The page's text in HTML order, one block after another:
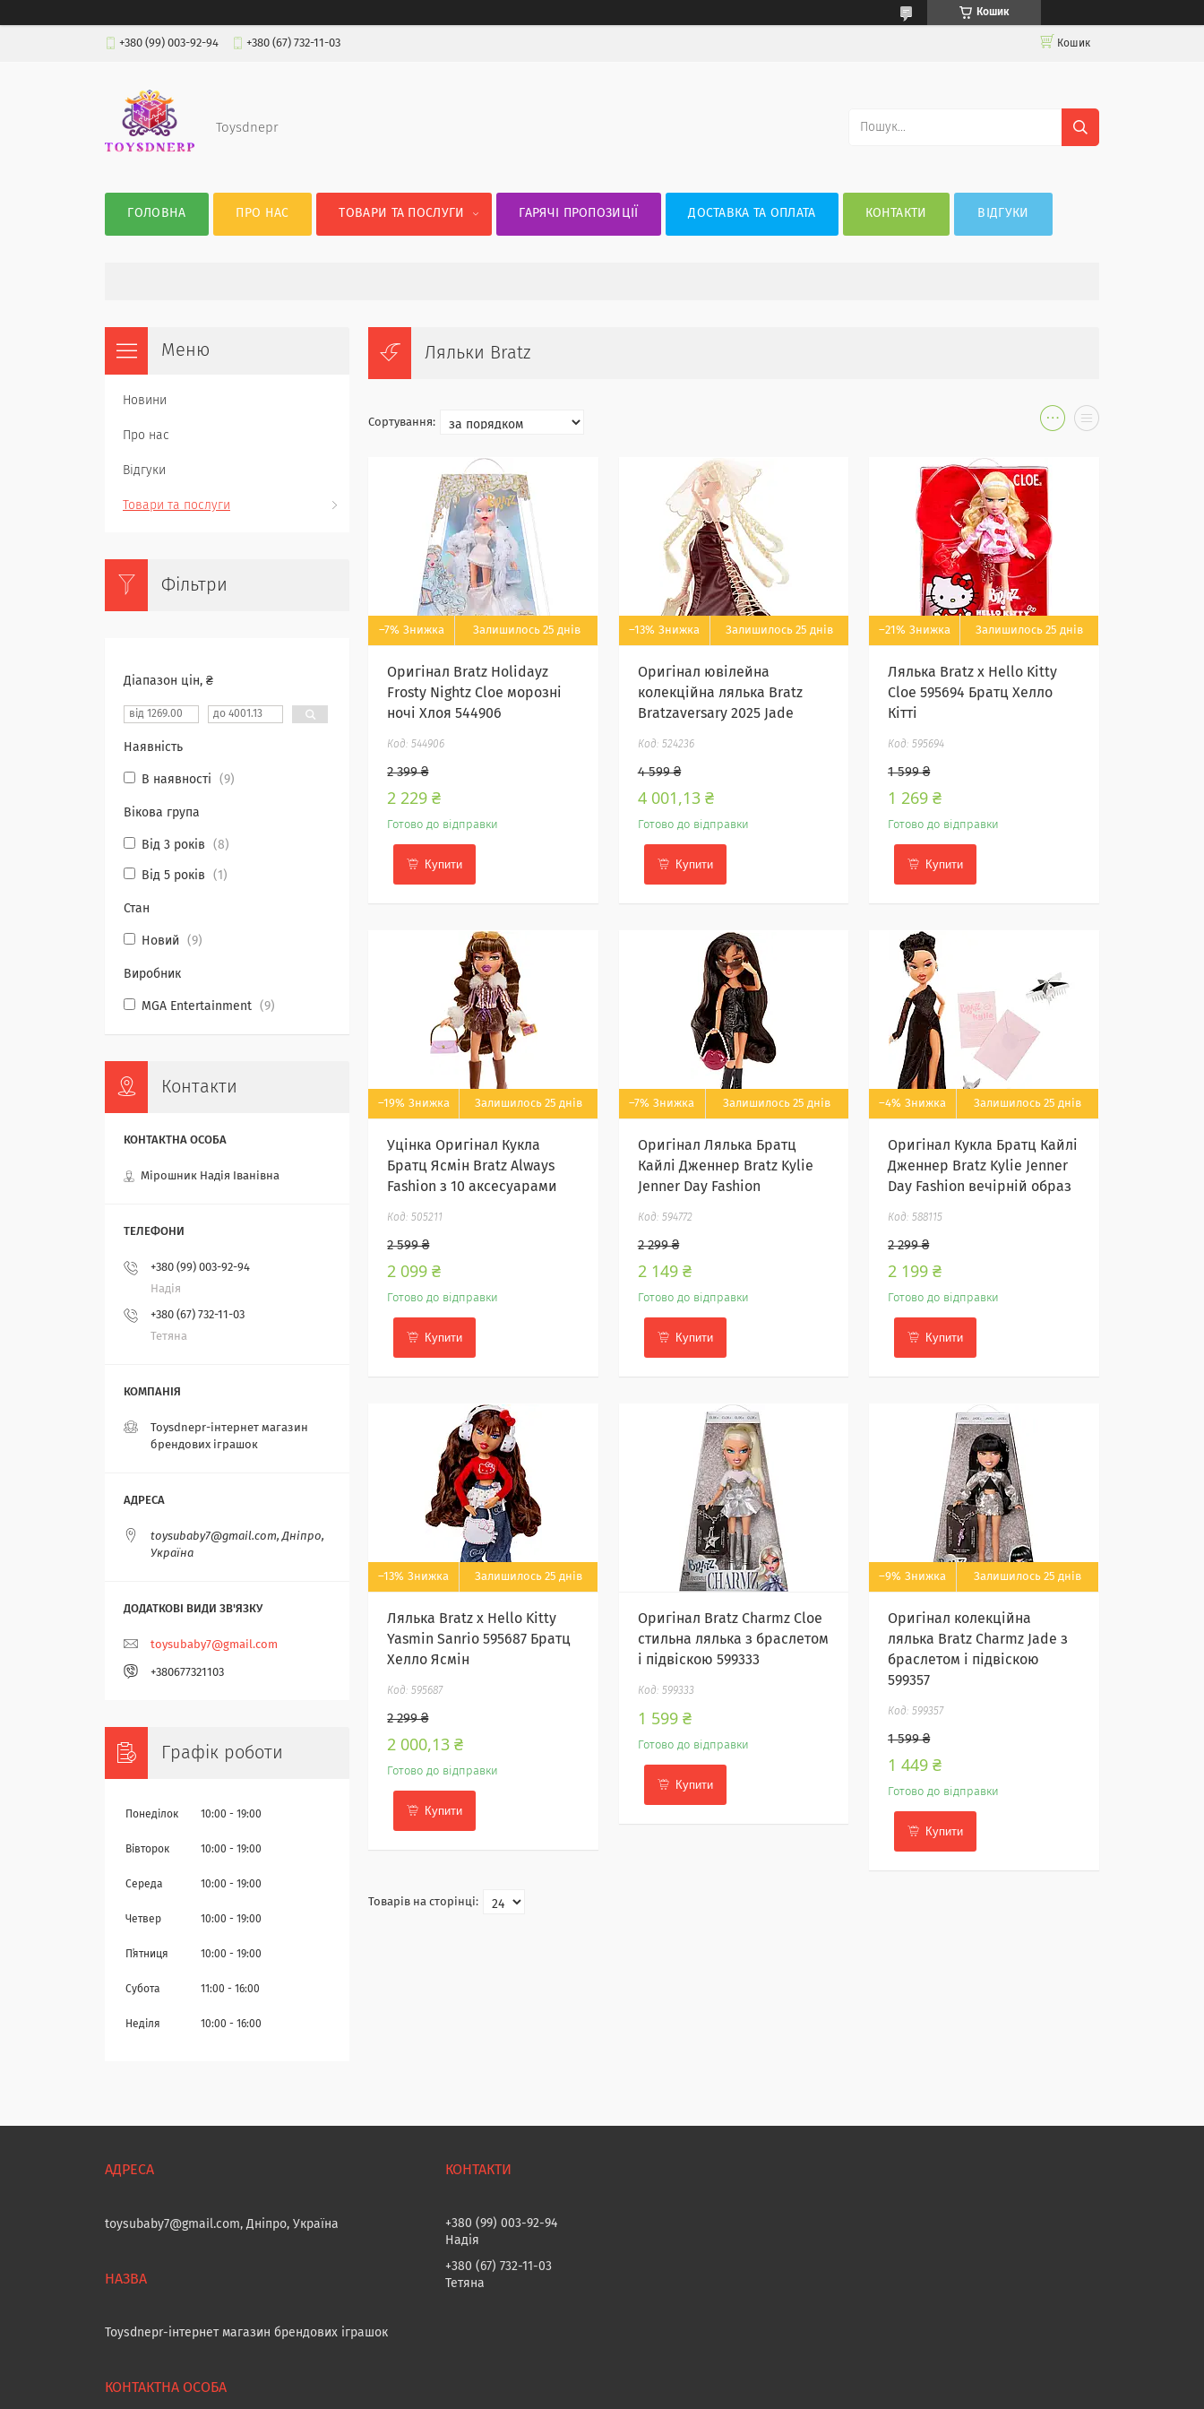
Кошик
+380 (99) 003-92-94 +380 (67) 732-11-03 Кошик
Toysdnepr
ГОЛОВНА ПРО НАС ТОВАРИ ТА ПОСЛУГИ ГАРЯЧІ ПРОПОЗИЦІЇ ДОСТАВКА ТА ОПЛАТА КОНТАКТИ ВІДГУКИ
Ляльки Bratz
–7% Залишилось 25 днів
Оригінал Bratz Holidayz
Frosty Nightz Cloe морозні
ночі Хлоя 544906
544906
2 399 ₴
2 229 ₴
Готово до відправки
Купити
–13% Залишилось 25 днів
Оригінал ювілейна
колекційна лялька Bratz
Bratzaversary 2025 Jade
524236
4 599 ₴
4 001,13 ₴
Готово до відправки
Купити
–21% Залишилось 25 днів
Лялька Bratz x Hello Kitty
Cloe 595694 Братц Хелло
Кітті
595694
1 599 ₴
1 269 ₴
Готово до відправки
Купити
–19% Залишилось 25 днів
Уцінка Оригінал Кукла
Братц Ясмін Bratz Always
Fashion з 10 аксесуарами
505211
2 599 ₴
2 099 ₴
Готово до відправки
Купити
–7% Залишилось 25 днів
Оригінал Лялька Братц
Кайлі Дженнер Bratz Kylie
Jenner Day Fashion
594772
2 299 ₴
2 149 ₴
Готово до відправки
Купити
–4% Залишилось 25 днів
Оригінал Кукла Братц Кайлі
Дженнер Bratz Kylie Jenner
Day Fashion вечірній образ
588115
2 299 ₴
2 199 ₴
Готово до відправки
Купити
–13% Залишилось 25 днів
Лялька Bratz x Hello Kitty
Yasmin Sanrio 595687 Братц
Хелло Ясмін
595687
2 299 ₴
2 000,13 ₴
Готово до відправки
Купити
Оригінал Bratz Charmz Cloe
стильна лялька з браслетом
і підвіскою 599333
599333
1 599 ₴
Готово до відправки
Купити
–9% Залишилось 25 днів
Оригінал колекційна
лялька Bratz Charmz Jade з
браслетом і підвіскою
599357
599357
1 599 ₴
1 449 ₴
Готово до відправки
Купити
Новини
Про нас
Відгуки
Товари та послуги
Фільтри
Діапазон цін, ₴
Наявність
В наявності 9
Вікова група
Від 3 років 8
Від 5 років 1
Стан
Новий 9
Виробник
MGA Entertainment 9
Контакти
Мірошник Надія Іванівна
+380 (99) 003-92-94
Надія
+380 (67) 732-11-03
Тетяна
Toysdnepr-інтернет магазин
брендових іграшок
toysubaby7@gmail.com, Дніпро,
Україна
toysubaby7@gmail.com
+380677321103
Графік роботи
Понеділок 10:00 19:00
Вівторок 10:00 19:00
Середа 10:00 19:00
Четвер 10:00 19:00
Пʼятниця 10:00 19:00
Субота 11:00 16:00
Неділя 10:00 16:00
toysubaby7@gmail.com, Дніпро, Україна
Toysdnepr-інтернет магазин брендових іграшок
+380 (99) 003-92-94
Надія
+380 (67) 732-11-03
Тетяна